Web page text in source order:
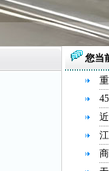
您当